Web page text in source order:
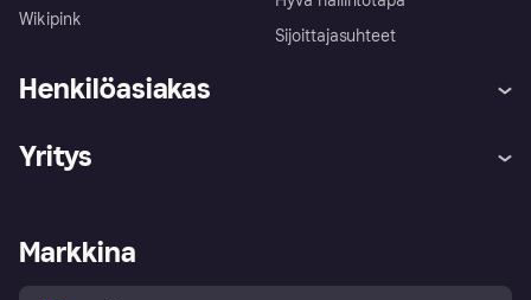
Wikipink
Sijoittajasuhteet
Henkilöasiakas
Kirjaudu sisään
Tutustu kauppoihin
Ostajan turva
Yritys
Kirjaudu sisään yrityksenä
Markkina